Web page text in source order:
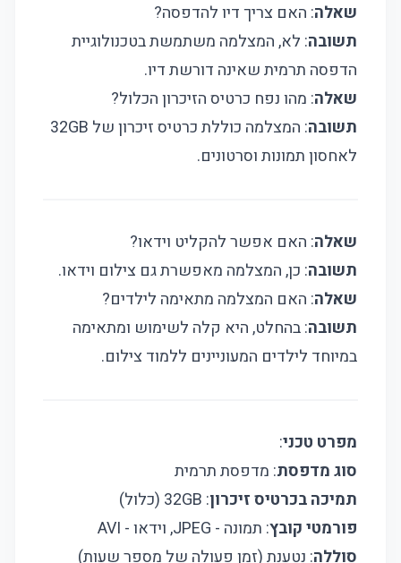
שאלה: האם צריך דיו להדפסה?
תשובה: לא, המצלמה משתמשת בטכנולוגיית
הדפסה תרמית שאינה דורשת דיו.
שאלה: מהו נפח כרטיס הזיכרון הכלול?
תשובה
: המצלמה כוללת כרטיס זיכרון של 32GB
לאחסון תמונות וסרטונים.
שאלה: האם אפשר להקליט וידאו?
תשובה: כן, המצלמה מאפשרת גם צילום וידאו.
שאלה: האם המצלמה מתאימה לילדים?
תשובה: בהחלט, היא קלה לשימוש ומתאימה
במיוחד לילדים המעוניינים ללמוד צילום.
מפרט טכני:
סוג מדפסת: מדפסת תרמית
תמיכה בכרטיס זיכרון: 32GB (כלול)
פורמטי קובץ: תמונה - JPEG, וידאו - AVI
סוללה: נטענת (זמן פעולה של מספר שעות)